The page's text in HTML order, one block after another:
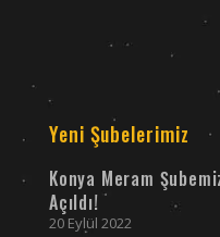
Yeni Şubelerimiz
Konya Meram
Açıldı!
20 Eylül 2022